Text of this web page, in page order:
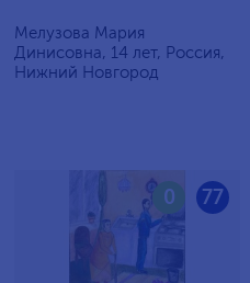
Мелузова Мария
Динисовна, 14 лет, Россия,
Нижний Новгород
77
0